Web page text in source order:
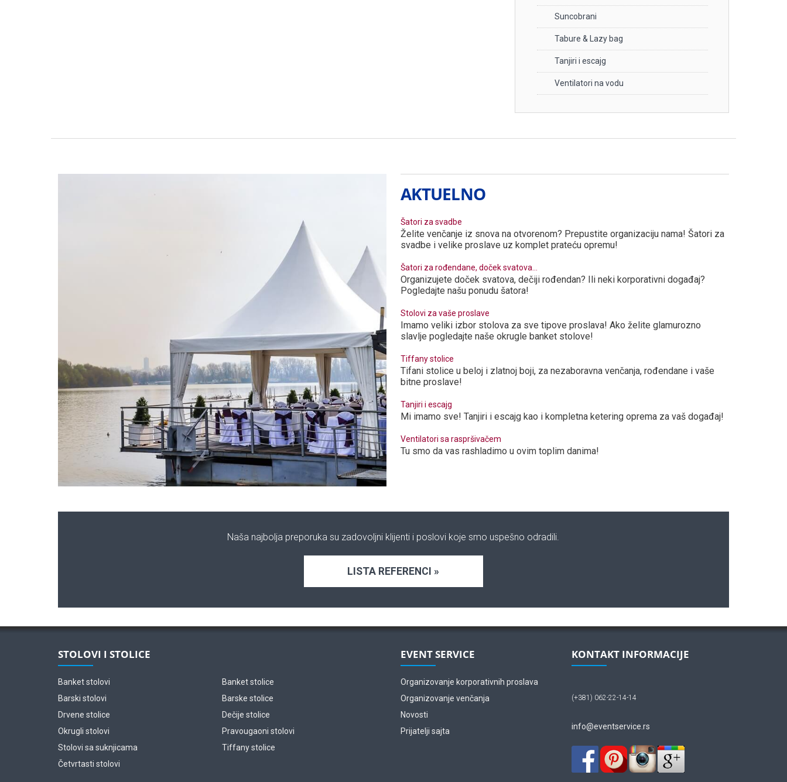
Suncobrani
Tabure & Lazy bag
Tanjiri i escajg
Ventilatori na vodu
AKTUELNO
Šatori za svadbe
Želite venčanje iz snova na otvorenom? Prepustite organizaciju nama! Šatori za
svadbe i velike proslave uz komplet prateću opremu!
Šatori za rođendane, doček svatova...
Organizujete doček svatova, dečiji rođendan? Ili neki korporativni događaj?
Pogledajte našu ponudu šatora!
Stolovi za vaše proslave
Imamo veliki izbor stolova za sve tipove proslava! Ako želite glamurozno
slavlje pogledajte naše okrugle banket stolove!
Tiffany stolice
Tifani stolice u beloj i zlatnoj boji, za nezaboravna venčanja, rođendane i vaše
bitne proslave!
Tanjiri i escajg
Mi imamo sve! Tanjiri i escajg kao i kompletna ketering oprema za vaš događaj!
Ventilatori sa raspršivačem
Tu smo da vas rashladimo u ovim toplim danima!
Naša najbolja preporuka su zadovoljni klijenti i poslovi koje smo uspešno odradili.
LISTA REFERENCI »
STOLOVI I STOLICE
Banket stolovi
Banket stolice
Barski stolovi
Barske stolice
Drvene stolice
Dečije stolice
Okrugli stolovi
Pravougaoni stolovi
Stolovi sa suknjicama
Tiffany stolice
Četvrtasti stolovi
EVENT SERVICE
Organizovanje korporativnih proslava
Organizovanje venčanja
Novosti
Prijatelji sajta
KONTAKT INFORMACIJE
(+381) 062-22-14-14
info@eventservice.rs